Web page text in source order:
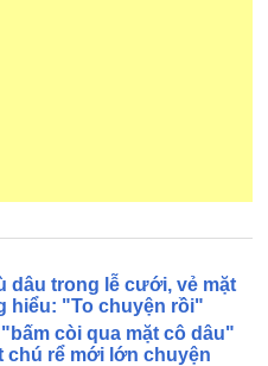
dâu trong lễ cưới, vẻ mặt
hiểu: "To chuyện rồi"
còi qua mặt cô dâu"
chú rể mới lớn chuyện